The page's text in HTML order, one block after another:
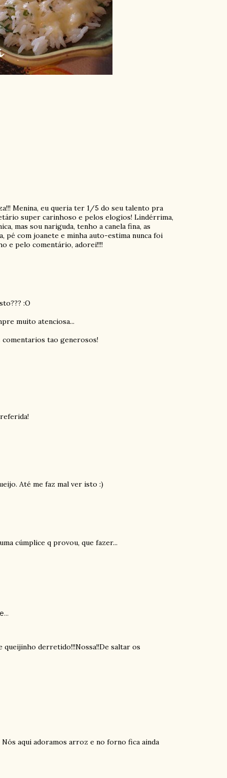
Menina, eu queria ter 1/5 do seu talento pra
super carinhoso e pelos elogios! Lindérrima,
mas sou nariguda, tenho a canela fina, as
pé com joanete e minha auto-estima nunca foi
e pelo comentário, adorei!!!!
:O
muito atenciosa...
tao generosos!
Até me faz mal ver isto :)
cúmplice q provou, que fazer...
queijinho derretido!!!Nossa!!De saltar os
aqui adoramos arroz e no forno fica ainda